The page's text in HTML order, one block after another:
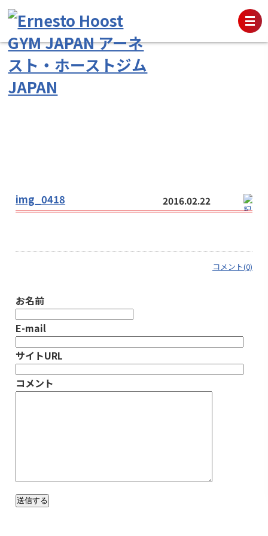
img_0418 2016.02.22
コメント(0)
お名前
E-mail
サイトURL
コメント